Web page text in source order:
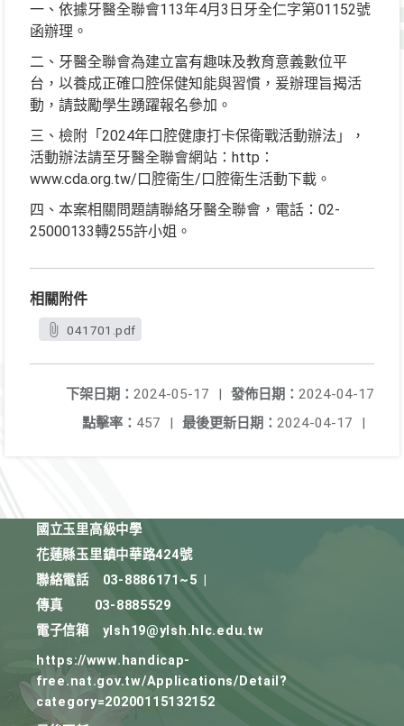
一、依據牙醫全聯會113年4月3日牙全仁字第01152號
函辦理。
二、牙醫全聯會為建立富有趣味及教育意義數位平
台，以養成正確口腔保健知能與習慣，爰辦理旨揭活
動，請鼓勵學生踴躍報名參加。
三、檢附「2024年口腔健康打卡保衛戰活動辦法」，
活動辦法請至牙醫全聯會網站：http：
www.cda.org.tw/口腔衛生/口腔衛生活動下載。
四、本案相關問題請聯絡牙醫全聯會，電話：02-
25000133轉255許小姐。
相關附件
041701.pdf
發佈日期： 2024-04-17
下架日期： 2024-05-17
|
最後更新日期： 2024-04-17 |
點擊率： 457 |
國立玉里高級中學
花蓮縣玉里鎮中華路424號
聯絡電話
03-8886171~5
傳真
03-8885529
電子信箱
ylsh19@ylsh.hlc.edu.tw
https://www.handicap-
free.nat.gov.tw/Applications/Detail?
category=20200115132152